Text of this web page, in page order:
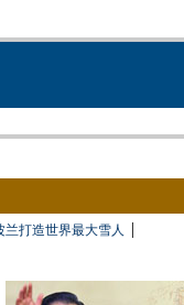
打造世界最大雪人 |